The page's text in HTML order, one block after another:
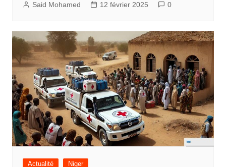
Said Mohamed 12 février 2025 0
Actualité Niger